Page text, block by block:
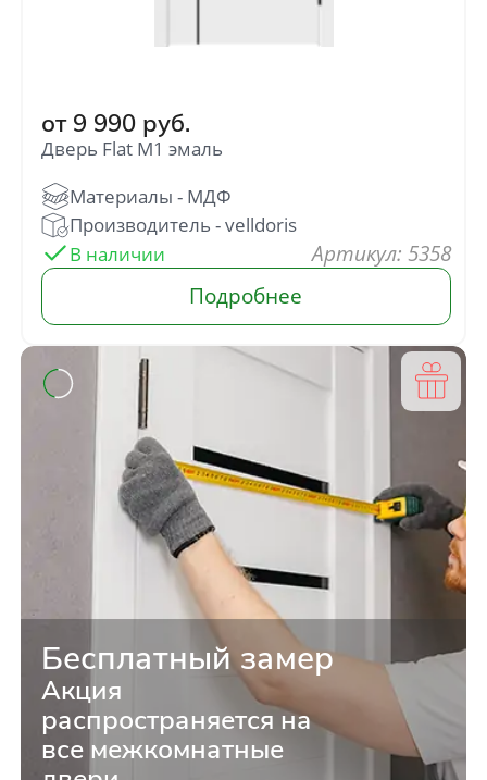
от 9 990 руб.
Дверь Flat M1 эмаль
В наличии : 5358
Бесплатный замер
Акция
распространяется на
все межкомнатные